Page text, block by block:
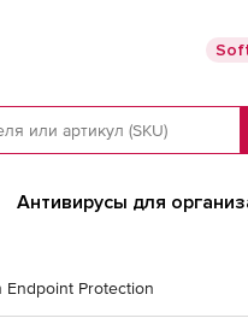
Антивирусы для
Endpoint Protection